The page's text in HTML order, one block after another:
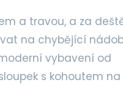
a travou, a za
na chybějící
vybavení od
s kohoutem na